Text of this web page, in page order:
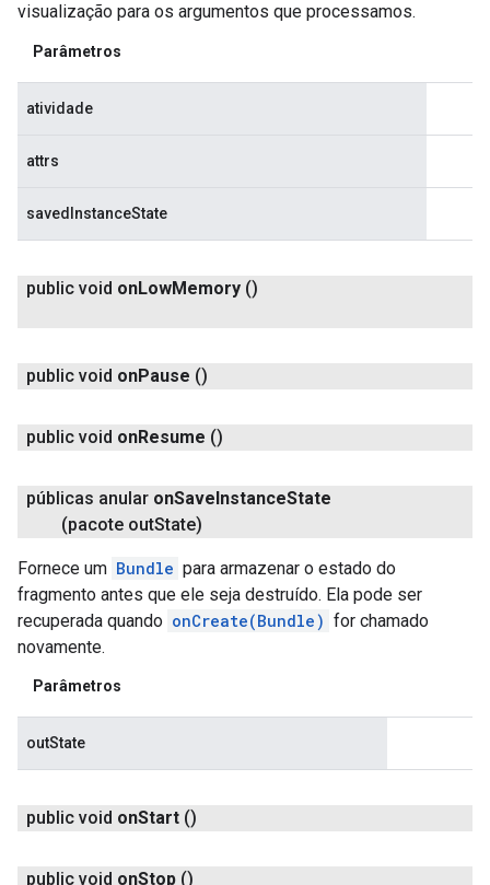
visualização para os argumentos que processamos.
Parâmetros
atividade
attrs
savedInstanceState
public void onLowMemory ()
public void onPause ()
public void onResume ()
públicas anular onSaveInstanceState
(pacote outState)
Fornece um Bundle para armazenar o estado do
fragmento antes que ele seja destruído. Ela pode ser
recuperada quando onCreate(Bundle) for chamado
novamente.
Parâmetros
outState
public void onStart ()
public void onStop ()